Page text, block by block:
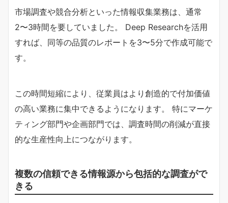
市場調査や競合分析といった情報収集業務は、通常
2〜3時間を要していました。 Deep Researchを活用
すれば、同等の品質のレポートを3〜5分で作成可能で
す。
この時間短縮により、従業員はより創造的で付加価値
の高い業務に集中できるようになります。 特にマーケ
ティング部門や企画部門では、調査時間の削減が直接
的な生産性向上につながります。
複数の信頼できる情報源から包括的な調査がで
きる